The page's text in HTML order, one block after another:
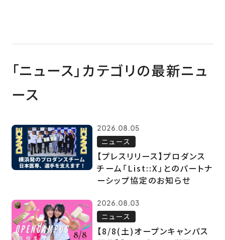
「ニュース」カテゴリの最新ニュ
ース
2026.08.05
ニュース
【プレスリリース】プロダンス
チーム「List::X」とのパートナ
ーシップ協定のお知らせ
2026.08.03
ニュース
【8/8(土)オープンキャンパス